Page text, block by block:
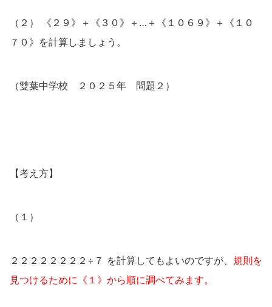
（２） 《２９》＋《３０》＋…＋《１０６９》＋《１０
７０》を計算しましょう。
（雙葉中学校 ２０２５年 問題２）
【考え方】
（１）
２２２２２２２２÷７ を計算してもよいのですが、 規則を
見つけるために《１》から順に調べてみます。